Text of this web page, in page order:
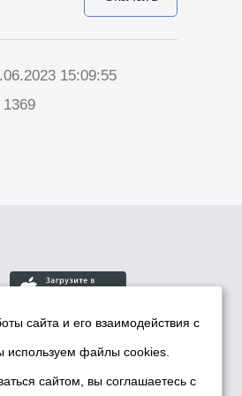
15:09:55
политики мэрии
2026
сайта и его взаимодействия с
используем файлы cookies.
сайтом, вы соглашаетесь с